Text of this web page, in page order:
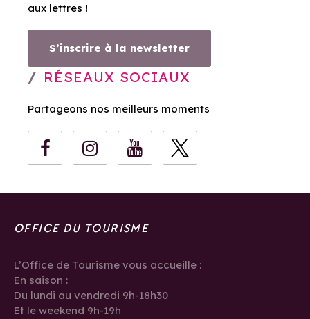
aux lettres !
S’inscrire à la newsletter
RÉSEAUX SOCIAUX
Partageons nos meilleurs moments
OFFICE DU TOURISME
L’Office de Tourisme vous accueille :
En saison :
Du lundi au vendredi 9h-18h30
Et le weekend 9h-19h